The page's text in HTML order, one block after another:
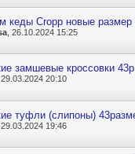
кеды Cropp новые размер
, 26.10.2024 15:25
замшевые кроссовки 43р
, 29.03.2024 20:10
туфли (слипоны)
, 29.03.2024 19:46